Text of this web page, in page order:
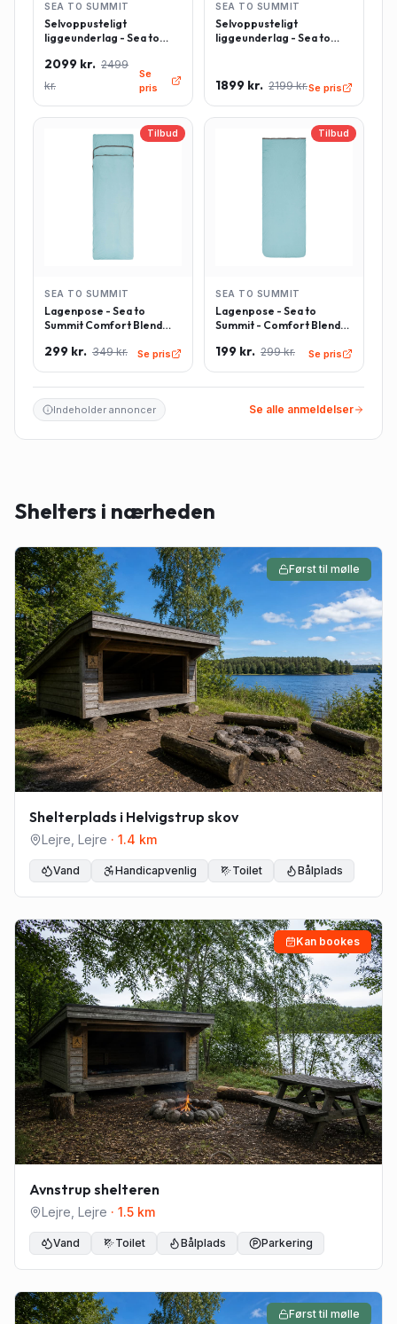
SEA TO SUMMIT
Selvoppusteligt
liggeunderlag - Sea to
Rektangulær - Large -
Grøn
2099 kr. 2499
kr.
Se
pris
SEA TO SUMMIT
Selvoppusteligt
liggeunderlag - Sea to
Grøn
1899 kr. 2199 kr.Se pris
Tilbud
SEA TO SUMMIT
Lagenpose - Sea to
Summit Comfort Blend
pudeindlæg -
299 kr. 349 kr. Se pris
Tilbud
SEA TO SUMMIT
Lagenpose - Sea to
Summit - Comfort Blend
Rektangulær - Lyseblå
199 kr. 299 kr. Se pris
Indeholder annoncer Se alle anmeldelser
Shelters i nærheden
Først til mølle
Shelterplads i Helvigstrup skov
Lejre Lejre · 1.4 km
Vand Handicapvenlig Toilet Bålplads
Kan bookes
Avnstrup shelteren
Lejre Lejre · 1.5 km
Vand Toilet Bålplads Parkering
Først til mølle